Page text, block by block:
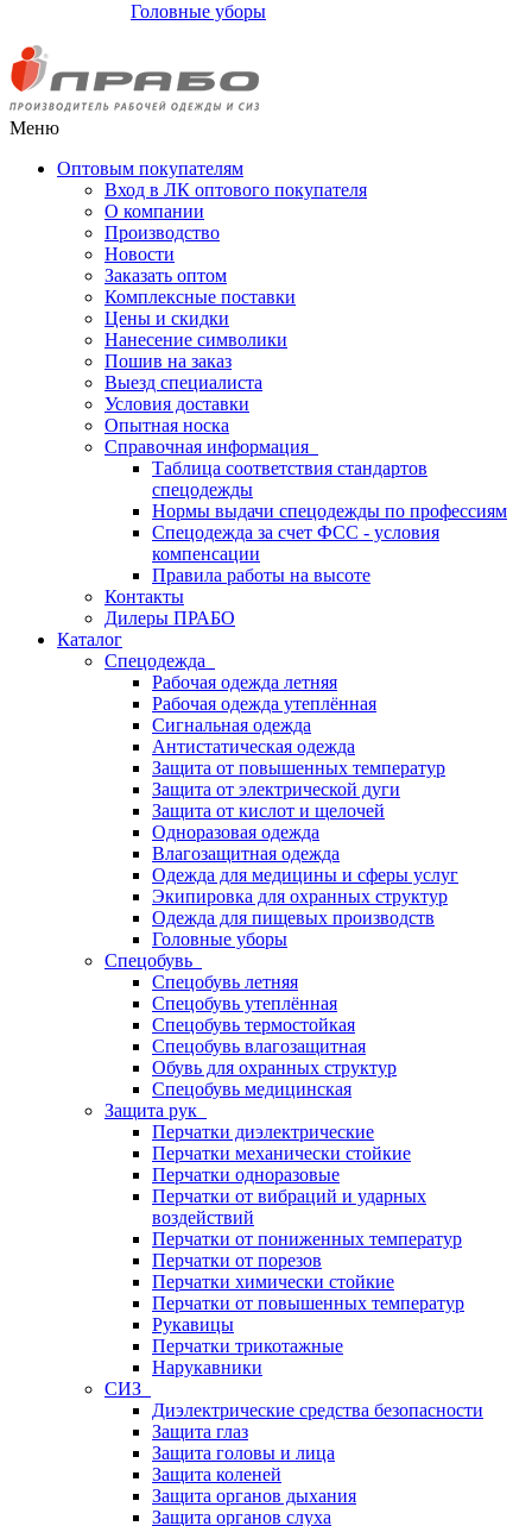
Головные уборы
Меню
Оптовым покупателям
Вход в ЛК оптового покупателя
О компании
Производство
Новости
Заказать оптом
Комплексные поставки
Цены и скидки
Нанесение символики
Пошив на заказ
Выезд специалиста
Условия доставки
Опытная носка
Справочная информация
Таблица соответствия стандартов
спецодежды
Нормы выдачи спецодежды по профессиям
Спецодежда за счет ФСС - условия
компенсации
Правила работы на высоте
Контакты
Дилеры ПРАБО
Каталог
Спецодежда
Рабочая одежда летняя
Рабочая одежда утеплённая
Сигнальная одежда
Антистатическая одежда
Защита от повышенных температур
Защита от электрической дуги
Защита от кислот и щелочей
Одноразовая одежда
Влагозащитная одежда
Одежда для медицины и сферы услуг
Экипировка для охранных структур
Одежда для пищевых производств
Головные уборы
Спецобувь
Спецобувь летняя
Спецобувь утеплённая
Спецобувь термостойкая
Спецобувь влагозащитная
Обувь для охранных структур
Спецобувь медицинская
Защита рук
Перчатки диэлектрические
Перчатки механически стойкие
Перчатки одноразовые
Перчатки от вибраций и ударных
воздействий
Перчатки от пониженных температур
Перчатки от порезов
Перчатки химически стойкие
Перчатки от повышенных температур
Рукавицы
Перчатки трикотажные
Нарукавники
СИЗ
Диэлектрические средства безопасности
Защита глаз
Защита головы и лица
Защита коленей
Защита органов дыхания
Защита органов слуха